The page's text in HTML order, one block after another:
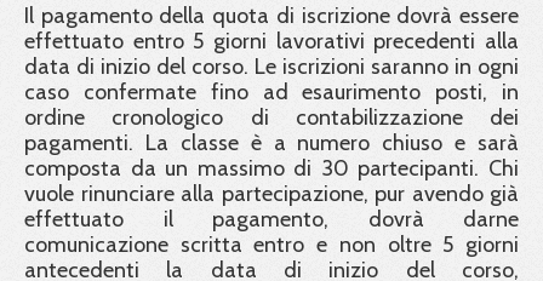
Il pagamento della quota di iscrizione dovrà essere
effettuato entro 5 giorni lavorativi precedenti alla
data di inizio del corso. Le iscrizioni saranno in ogni
caso confermate fino ad esaurimento posti, in
ordine cronologico di contabilizzazione dei
pagamenti. La classe è a numero chiuso e sarà
composta da un massimo di 30 partecipanti. Chi
vuole rinunciare alla partecipazione, pur avendo già
effettuato il pagamento, dovrà darne
comunicazione scritta entro e non oltre 5 giorni
antecedenti la data di inizio del corso,